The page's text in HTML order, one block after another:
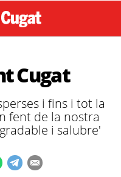
Cugat
i fins i tot la
fent de la nostra
i salubre'